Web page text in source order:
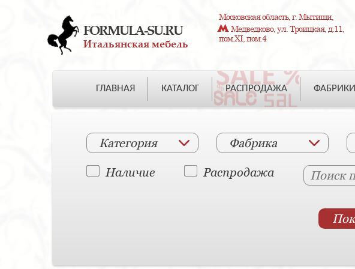
FORMULA-SU.RU
Итальянская мебель
Московская область, г. Мытищи,
Медведково, ул. Троицкая, д.11,
пом.XI, пом.4
ГЛАВНАЯ КАТАЛОГ РАСПРОДАЖА ФАБРИКИ
Категория Фабрика
Наличие Распродажа